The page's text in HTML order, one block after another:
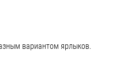
вариантом ярлыков.